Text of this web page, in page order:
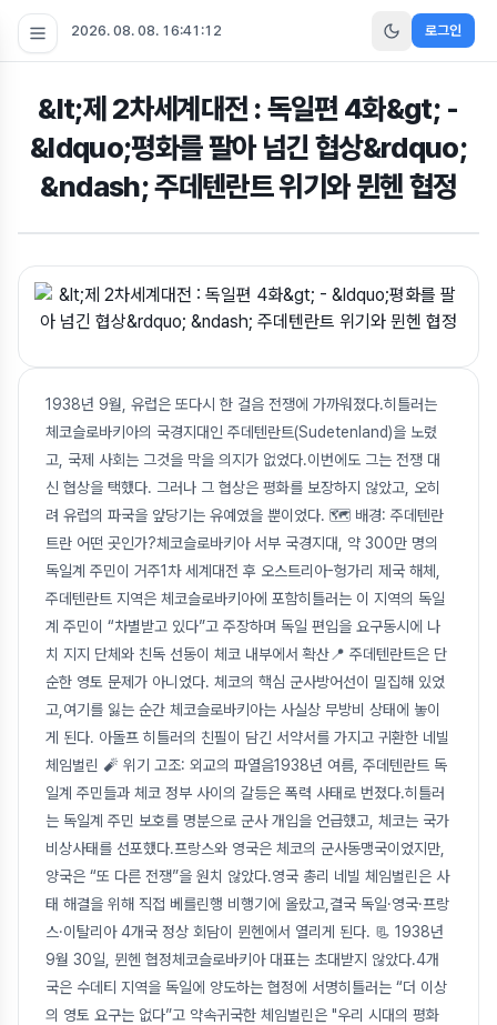
2026. 08. 08. 16:41:13 로그인
&lt;제 2차세계대전 : 독일편 4화&gt; -
&ldquo;평화를 팔아 넘긴 협상&rdquo;
&ndash; 주데텐란트 위기와 뮌헨 협정
1938년 9월, 유럽은 또다시 한 걸음 전쟁에 가까워졌다.히틀러는
체코슬로바키아의 국경지대인 주데텐란트(Sudetenland)을 노렸
고, 국제 사회는 그것을 막을 의지가 없었다.이번에도 그는 전쟁 대
신 협상을 택했다. 그러나 그 협상은 평화를 보장하지 않았고, 오히
려 유럽의 파국을 앞당기는 유예였을 뿐이었다. 🗺️ 배경: 주데텐란
트란 어떤 곳인가?체코슬로바키아 서부 국경지대, 약 300만 명의
독일계 주민이 거주1차 세계대전 후 오스트리아-헝가리 제국 해체,
주데텐란트 지역은 체코슬로바키아에 포함히틀러는 이 지역의 독일
계 주민이 “차별받고 있다”고 주장하며 독일 편입을 요구동시에 나
치 지지 단체와 친독 선동이 체코 내부에서 확산📍 주데텐란트은 단
순한 영토 문제가 아니었다. 체코의 핵심 군사방어선이 밀집해 있었
고,여기를 잃는 순간 체코슬로바키아는 사실상 무방비 상태에 놓이
게 된다. 아돌프 히틀러의 친필이 담긴 서약서를 가지고 귀환한 네빌
체임벌린 🧨 위기 고조: 외교의 파열음1938년 여름, 주데텐란트 독
일계 주민들과 체코 정부 사이의 갈등은 폭력 사태로 번졌다.히틀러
는 독일계 주민 보호를 명분으로 군사 개입을 언급했고, 체코는 국가
비상사태를 선포했다.프랑스와 영국은 체코의 군사동맹국이었지만,
양국은 “또 다른 전쟁”을 원치 않았다.영국 총리 네빌 체임벌린은 사
태 해결을 위해 직접 베를린행 비행기에 올랐고,결국 독일·영국·프랑
스·이탈리아 4개국 정상 회담이 뮌헨에서 열리게 된다. 📃 1938년
9월 30일, 뮌헨 협정체코슬로바키아 대표는 초대받지 않았다.4개
국은 수데티 지역을 독일에 양도하는 협정에 서명히틀러는 “더 이상
의 영토 요구는 없다”고 약속귀국한 체임벌린은 "우리 시대의 평화